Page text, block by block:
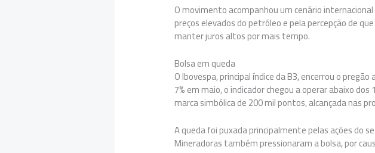
O movimento acompanhou um cenário
preços elevados do petróleo e pela percepção de
manter juros altos por mais tempo.
Bolsa em queda
O Ibovespa, principal índice da B3, encerrou o
7% em maio, o indicador chegou a operar abaixo
marca simbólica de 200 mil pontos, alcançada nas
A queda foi puxada principalmente pelas ações do
Mineradoras também pressionaram a bolsa, por